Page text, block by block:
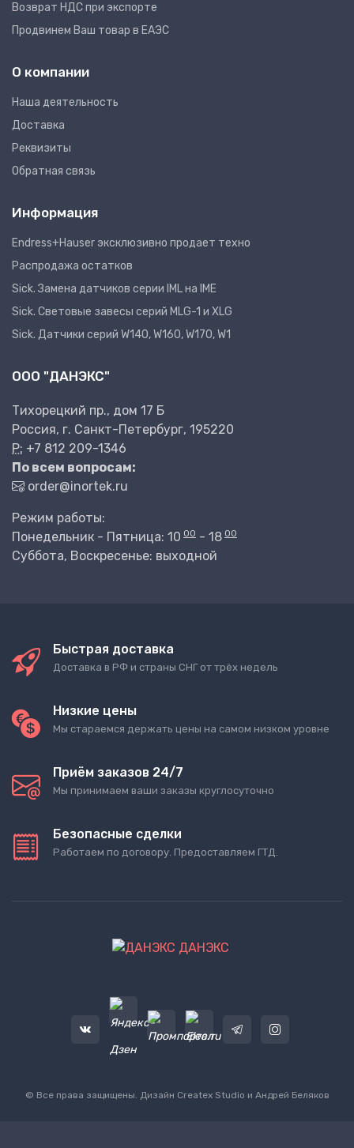
Возврат НДС при экспорте
Продвинем Ваш товар в ЕАЭС
О компании
Наша деятельность
Доставка
Реквизиты
Обратная связь
Информация
Endress+Hauser эксклюзивно продает техно
Распродажа остатков
Sick. Замена датчиков серии IML на IME
Sick. Световые завесы серий MLG-1 и XLG
Sick. Датчики серий W140, W160, W170, W1
ООО "ДАНЭКС"
Тихорецкий пр., дом 17 Б
Россия, г. Санкт-Петербург, 195220
P: +7 812 209-1346
По всем вопросам:
order@inortek.ru
Режим работы:
Понедельник - Пятница: 10 00 - 18 00
Суббота, Воскресенье: выходной
Быстрая доставка
Доставка в РФ и страны СНГ от трёх недель
Низкие цены
Мы стараемся держать цены на самом низком уровне
Приём заказов 24/7
Мы принимаем ваши заказы круглосуточно
Безопасные сделки
Работаем по договору. Предоставляем ГТД.
ДАНЭКС
© Все права защищены. Дизайн Createx Studio и Андрей Беляков